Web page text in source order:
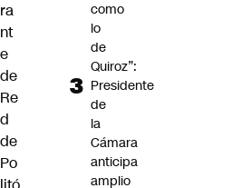
ra
nt
e
de
Re
d
de
Po
como
lo
de
Quiroz”:
Presidente
de
la
Cámara
anticipa
amplio